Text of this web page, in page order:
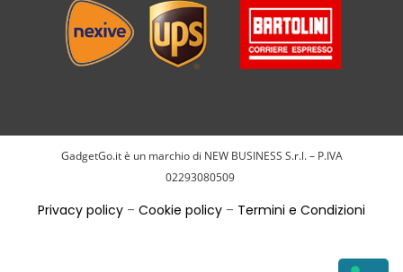
GadgetGo.it è un marchio di NEW BUSINESS S.r.l. – P.IVA
02293080509
Privacy policy – Cookie policy – Termini e Condizioni